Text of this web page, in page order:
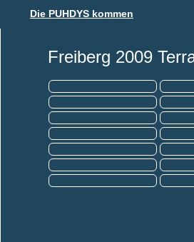
Die PUHDYS kommen
Freiberg 2009